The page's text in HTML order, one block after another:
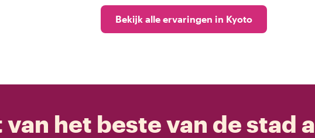
Bekijk alle ervaringen in Kyoto
van het beste van de stad